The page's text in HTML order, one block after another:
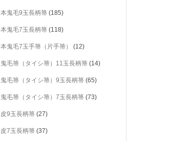
本鬼毛9玉長柄箒 (185)
本鬼毛7玉長柄箒 (118)
本鬼毛7玉手箒（片手箒） (12)
鬼毛箒（タイシ箒）11玉長柄箒 (14)
鬼毛箒（タイシ箒）9玉長柄箒 (65)
鬼毛箒（タイシ箒）7玉長柄箒 (73)
皮9玉長柄箒 (27)
皮7玉長柄箒 (37)